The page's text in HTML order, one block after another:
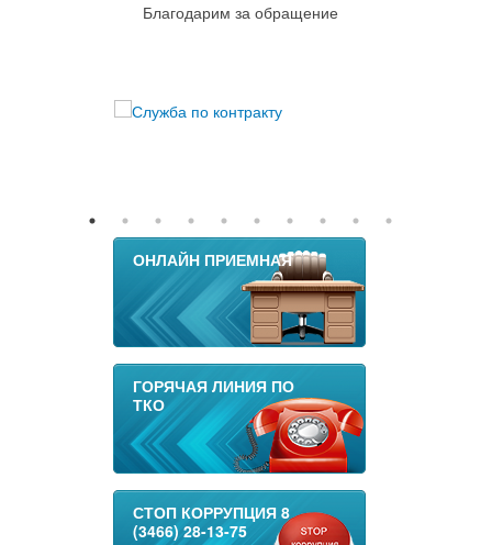
Благодарим за обращение
ОНЛАЙН ПРИЕМНАЯ
ГОРЯЧАЯ ЛИНИЯ ПО
ТКО
СТОП КОРРУПЦИЯ 8
(3466) 28-13-75